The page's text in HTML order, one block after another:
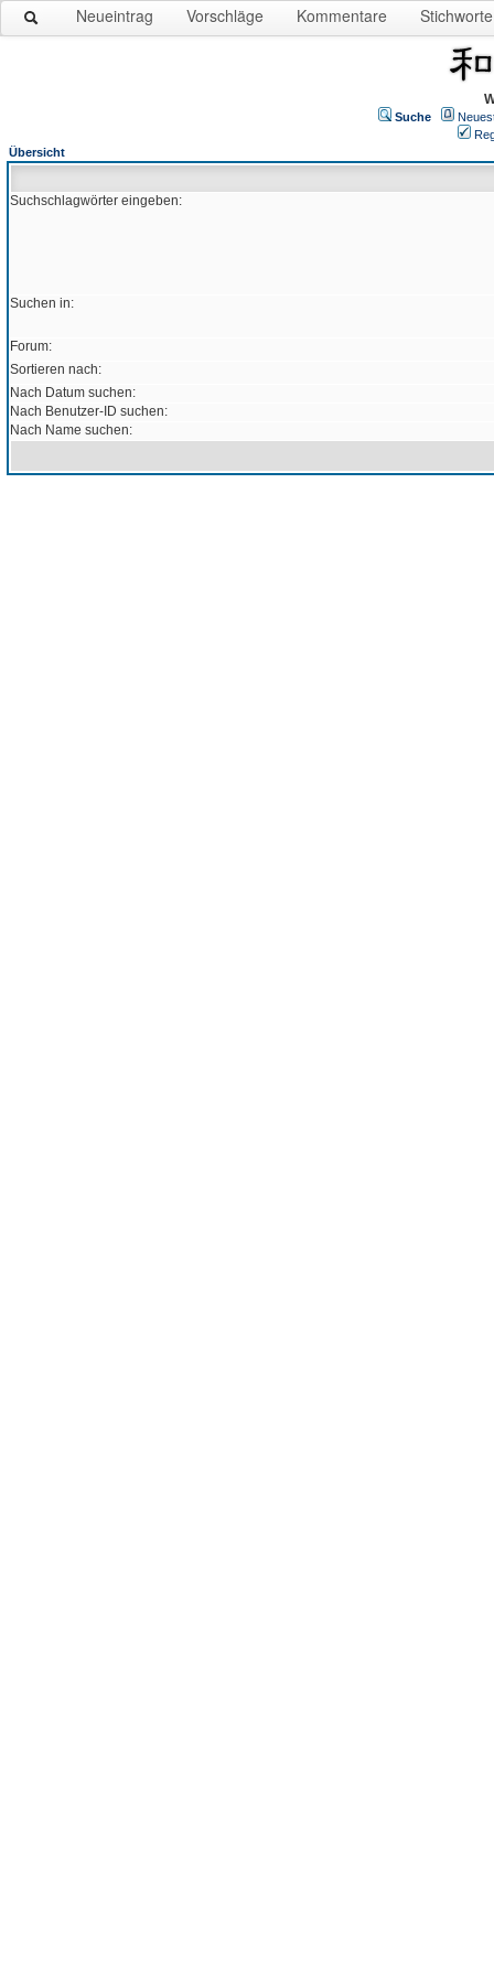
Neueintrag Vorschläge Kommentare Stichworte
Suche
Übersicht
Suchschlagwörter eingeben:
Suchen in:
Forum:
Sortieren nach:
Nach Datum suchen:
Nach Benutzer-ID suchen:
Nach Name suchen: